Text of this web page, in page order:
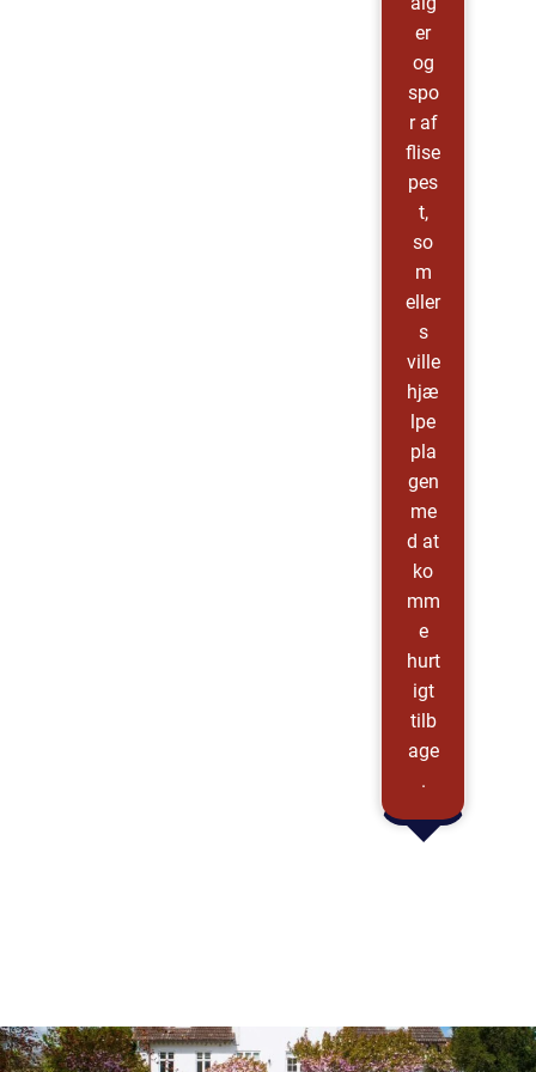
er
og
spo
r af
flise
pes
t,
so
m
eller
s
ville
hjæ
lpe
pla
gen
me
d at
ko
mm
e
hurt
igt
tilb
age
.